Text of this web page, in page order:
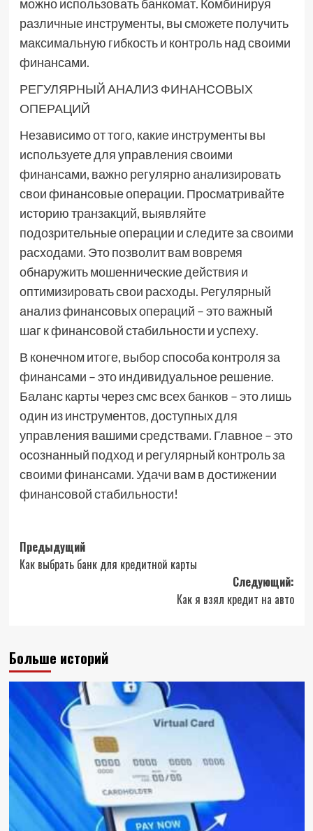
можно использовать банкомат. Комбинируя
различные инструменты, вы сможете получить
максимальную гибкость и контроль над своими
финансами.
РЕГУЛЯРНЫЙ АНАЛИЗ ФИНАНСОВЫХ
ОПЕРАЦИЙ
Независимо от того, какие инструменты вы
используете для управления своими
финансами, важно регулярно анализировать
свои финансовые операции. Просматривайте
историю транзакций, выявляйте
подозрительные операции и следите за своими
расходами. Это позволит вам вовремя
обнаружить мошеннические действия и
оптимизировать свои расходы. Регулярный
анализ финансовых операций – это важный
шаг к финансовой стабильности и успеху.
В конечном итоге, выбор способа контроля за
финансами – это индивидуальное решение.
Баланс карты через смс всех банков – это лишь
один из инструментов, доступных для
управления вашими средствами. Главное – это
осознанный подход и регулярный контроль за
своими финансами. Удачи вам в достижении
финансовой стабильности!
Навигация
записи
Предыдущий
Как выбрать банк для кредитной карты
Следующий:
Как я взял кредит на авто
Больше историй